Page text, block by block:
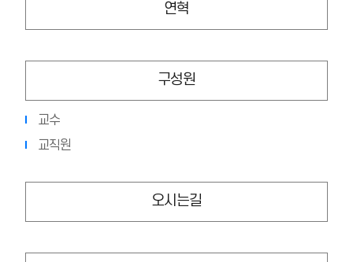
연혁
구성원
교수
교직원
오시는길